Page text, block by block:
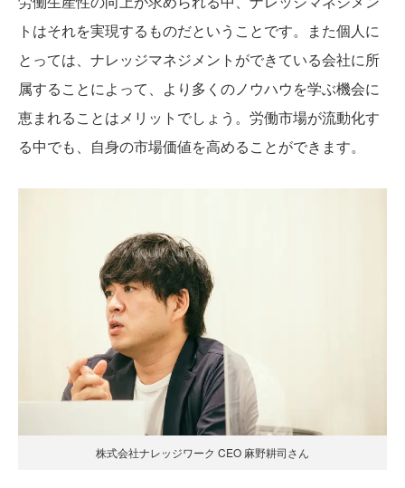
トはそれを実現するものだということです。また個人に
とっては、ナレッジマネジメントができている会社に所
属することによって、より多くのノウハウを学ぶ機会に
恵まれることはメリットでしょう。労働市場が流動化す
る中でも、自身の市場価値を高めることができます。
株式会社ナレッジワーク CEO 麻野耕司さん